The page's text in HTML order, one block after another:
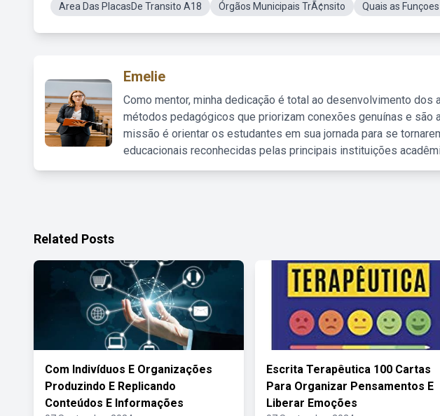
Area Das PlacasDe Transito A18
Órgãos Municipais TrÃ¢nsito Quais as
Emelie
Como mentor, minha dedicação é total ao desenvolvimento dos
métodos pedagógicos que priorizam conexões genuínas e são
missão é orientar os estudantes em sua jornada para se
educacionais reconhecidas pelas principais instituições
Related Posts
Com Indivíduos E Organizações
Produzindo E Replicando
Conteúdos E Informações
Escrita Terapêutica 100 Cartas
Para Organizar Pensamentos E
Liberar Emoções